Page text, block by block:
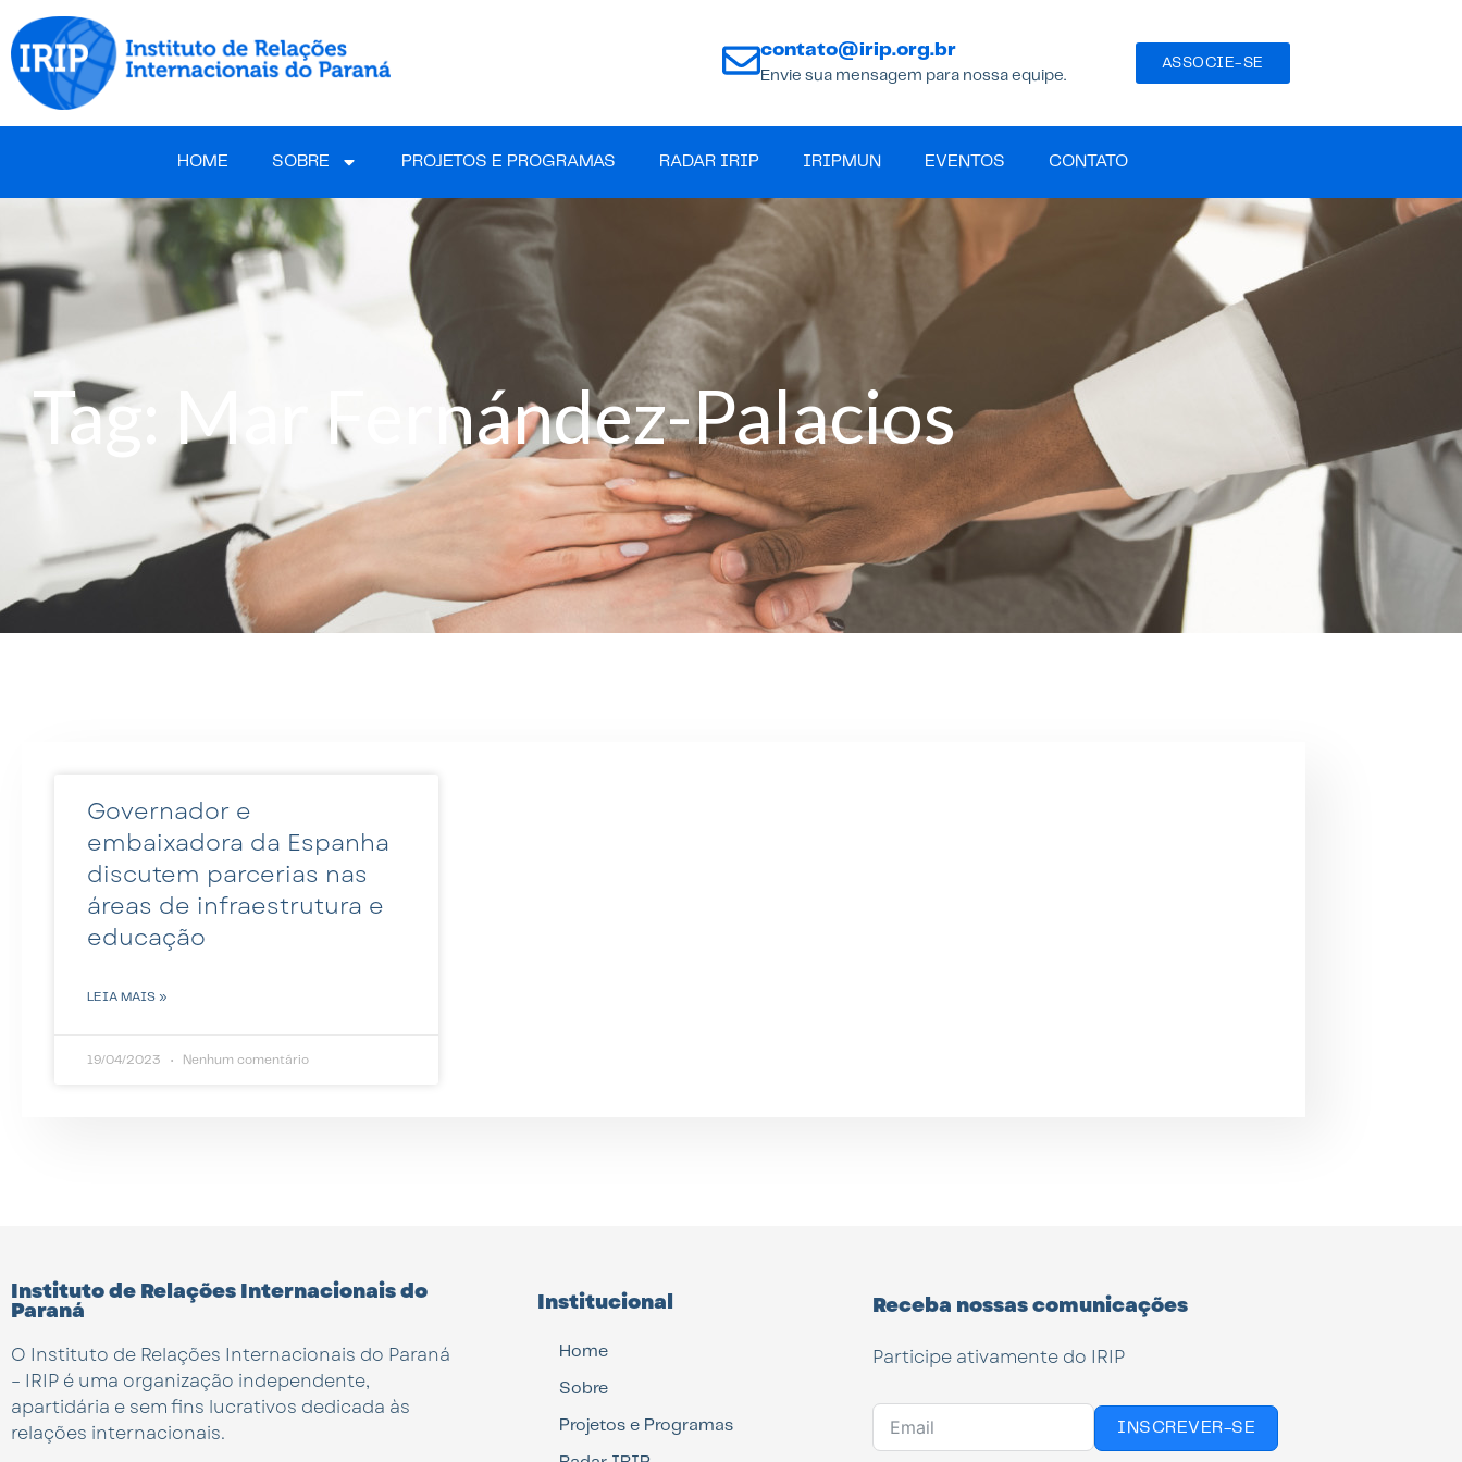
contato@irip.org.br
Envie sua mensagem para nossa equipe.
ASSOCIE-SE
HOME SOBRE PROJETOS E PROGRAMAS RADAR IRIP IRIPMUN EVENTOS CONTATO
Tag: Mar Fernández-Palacios
Governador e
embaixadora da Espanha
discutem parcerias nas
áreas de infraestrutura e
educação
LEIA MAIS »
19/04/2023 Nenhum comentário
Instituto de Relações Internacionais do
Paraná
O Instituto de Relações Internacionais do Paraná
– IRIP é uma organização independente,
apartidária e sem fins lucrativos dedicada às
relações internacionais.
Institucional
Home
Sobre
Projetos e Programas
Receba nossas comunicações
Participe ativamente do IRIP
INSCREVER-SE